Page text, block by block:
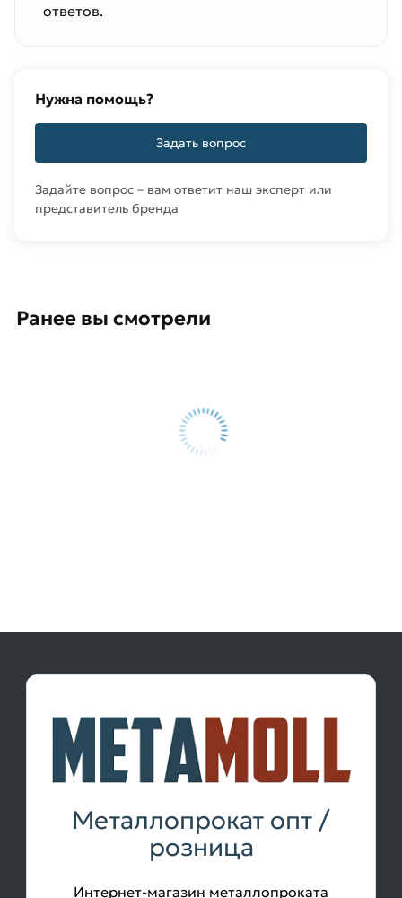
ответов.
Нужна помощь?
Задать вопрос
Задайте вопрос – вам ответит наш эксперт или
представитель бренда
Ранее вы смотрели
Металлопрокат опт /
розница
Интернет-магазин металлопроката